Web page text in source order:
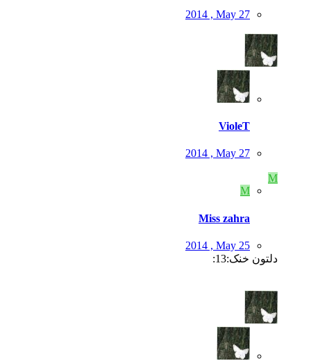
2014 , May 27
VioleT
2014 , May 27
M
M
Miss zahra
2014 , May 25
دلتون خنک:13: